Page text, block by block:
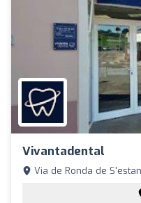
Vivantadental
Via de Ronda de